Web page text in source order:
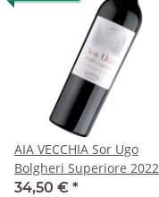
AIA VECCHIA Sor Ugo
Bolgheri Superiore 2022
DOC
34,50 € *